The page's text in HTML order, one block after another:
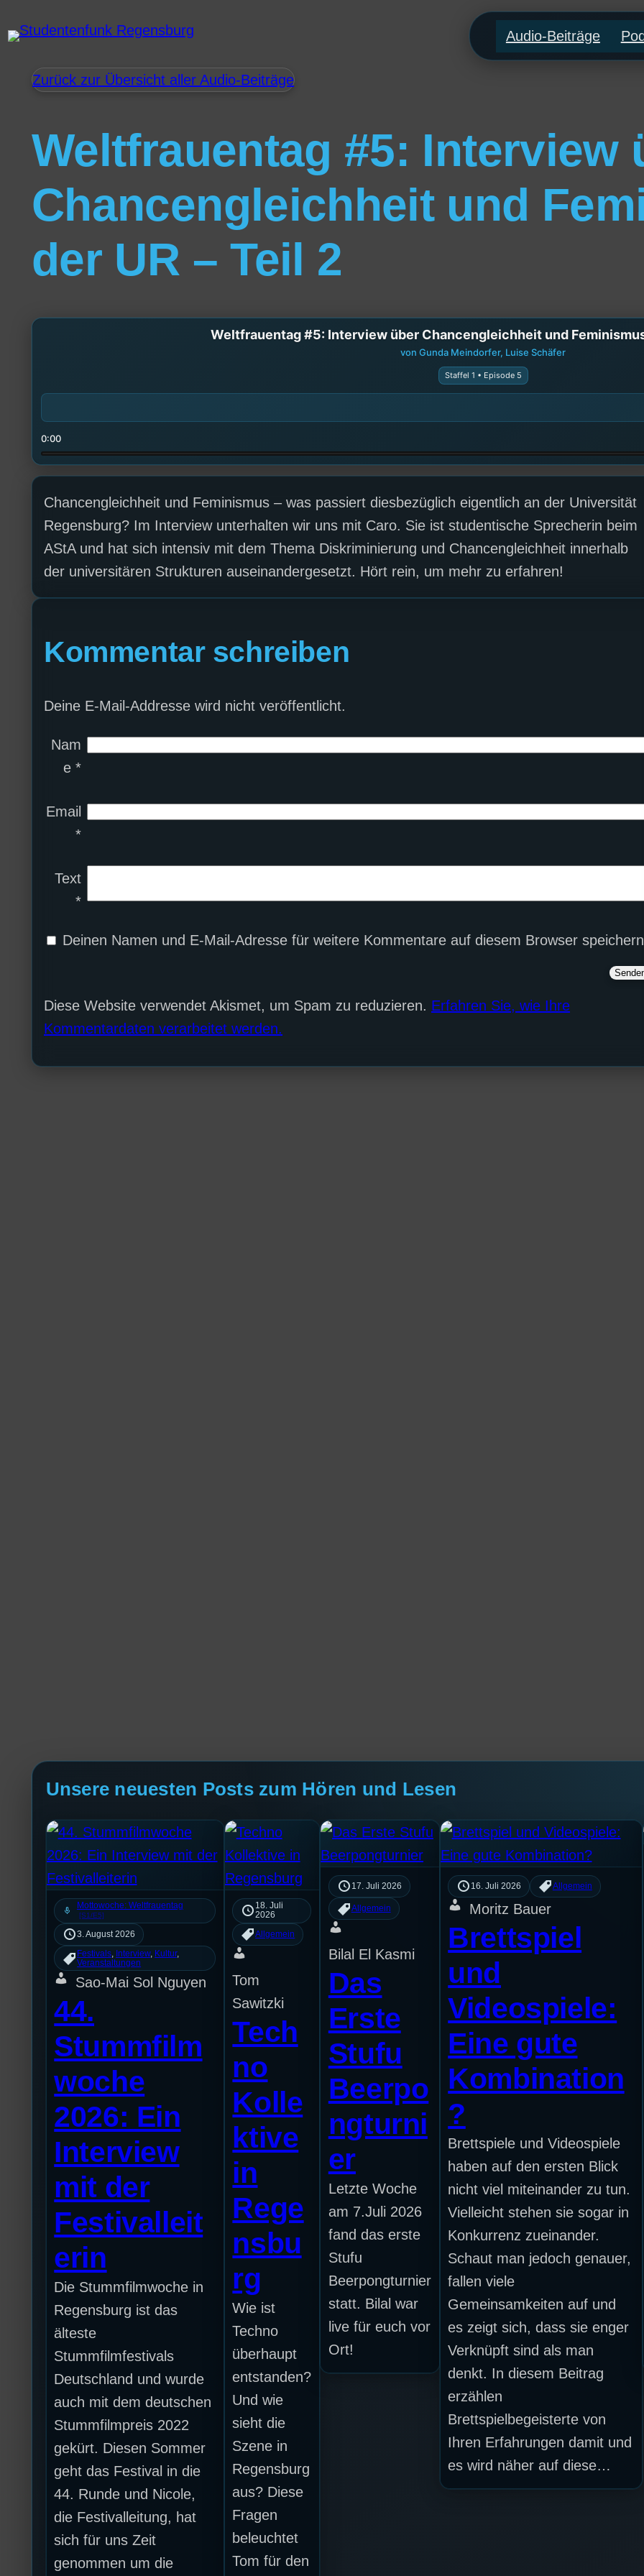
Audio-Beiträge
Zurück zur Übersicht aller Audio-Beiträge
Weltfrauentag #5: Interview
Chancengleichheit und
der UR – Teil 2
Weltfrauentag #5: Interview über Chancengleichheit und Feminismus
von Gunda Meindorfer, Luise Schäfer
Staffel 1 • Episode 5
0:00
Chancengleichheit und Feminismus – was passiert diesbezüglich eigentlich an der Universität
Regensburg? Im Interview unterhalten wir uns mit Caro. Sie ist studentische Sprecherin beim
AStA und hat sich intensiv mit dem Thema Diskriminierung und Chancengleichheit innerhalb
der universitären Strukturen auseinandergesetzt. Hört rein, um mehr zu erfahren!
Kommentar schreiben
Deine E-Mail-Addresse wird nicht veröffentlicht.
Nam
e *
Email
*
Text
*
Deinen Namen und E-Mail-Adresse für weitere Kommentare auf diesem Browser
Diese Website verwendet Akismet, um Spam zu reduzieren. Erfahren Sie, wie Ihre
Kommentardaten verarbeitet werden.
Unsere neuesten Posts zum Hören und Lesen
mic Mottowoche: Weltfrauentag
[S1/E5]
3. August 2026
Festivals Interview, Kultur
Veranstaltungen
Sao-Mai Sol Nguyen
44.
Stummfilm
woche
2026: Ein
Interview
mit der
Festivalleit
erin
Die Stummfilmwoche in
Regensburg ist das
älteste
Stummfilmfestivals
Deutschland und wurde
auch mit dem deutschen
Stummfilmpreis 2022
gekürt. Diesen Sommer
geht das Festival in die
44. Runde und Nicole,
die Festivalleitung, hat
sich für uns Zeit
genommen um die
18. Juli
2026
Allgemein
Tom
Sawitzki
Tech
no
Kolle
ktive
in
Rege
nsbu
rg
Wie ist
Techno
überhaupt
entstanden?
Und wie
sieht die
Szene in
Regensburg
aus? Diese
Fragen
beleuchtet
Tom für den
17. Juli 2026
Allgemein
Bilal El Kasmi
Das
Erste
Stufu
Beerpo
ngturni
er
Letzte Woche
am 7.Juli 2026
fand das erste
Stufu
Beerpongturnier
statt. Bilal war
live für euch vor
Ort!
16. Juli 2026 Allgemein
Moritz Bauer
Brettspiel
und
Videospiele:
Eine gute
Kombination
?
Brettspiele und Videospiele
haben auf den ersten Blick
nicht viel miteinander zu tun.
Vielleicht stehen sie sogar in
Konkurrenz zueinander.
Schaut man jedoch genauer,
fallen viele
Gemeinsamkeiten auf und
es zeigt sich, dass sie enger
Verknüpft sind als man
denkt. In diesem Beitrag
erzählen
Brettspielbegeisterte von
Ihren Erfahrungen damit und
es wird näher auf diese…